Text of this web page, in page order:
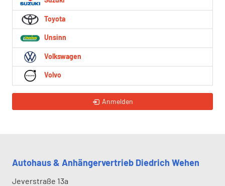
Toyota
Unsinn
Volkswagen
Volvo
Anmelden
Autohaus & Anhängervertrieb Diedrich Wehen
Jeverstraße 13a